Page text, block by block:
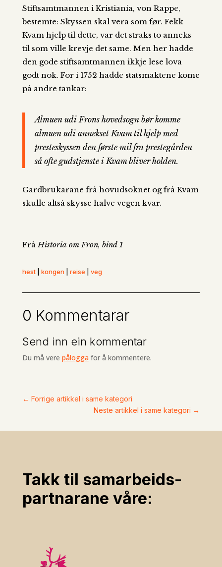
Stiftsamtmannen i Kristiania, von Rappe,
bestemte: Skyssen skal vera som før. Fekk
Kvam hjelp til dette, var det straks to anneks
til som ville krevje det same. Men her hadde
den gode stiftsamtmannen ikkje lese lova
godt nok. For i 1752 hadde statsmaktene kome
på andre tankar:
Almuen udi Frons hovedsogn bør komme
almuen udi annekset Kvam til hjelp med
presteskyssen den første mil fra prestegården
så ofte gudstjenste i Kvam bliver holden.
Gardbrukarane frå hovudsoknet og frå Kvam
skulle altså skysse halve vegen kvar.
FråHistoria om Fron, bind 1
hest| kongen| reise veg
0 Kommentarar
Send inn ein kommentar
Du må vere påloggafor å kommentere.
← Forrige artikkel i same kategori
Neste artikkel i same kategori →
Takk til samarbeids­
partnarane våre: